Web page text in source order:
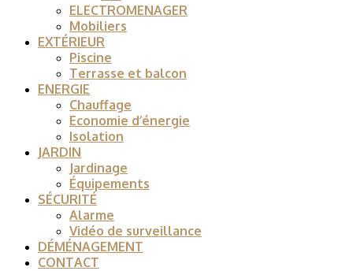
ELECTROMENAGER
Mobiliers
EXTÉRIEUR
Piscine
Terrasse et balcon
ENERGIE
Chauffage
Economie d’énergie
Isolation
JARDIN
Jardinage
Équipements
SÉCURITÉ
Alarme
Vidéo de surveillance
DÉMÉNAGEMENT
CONTACT